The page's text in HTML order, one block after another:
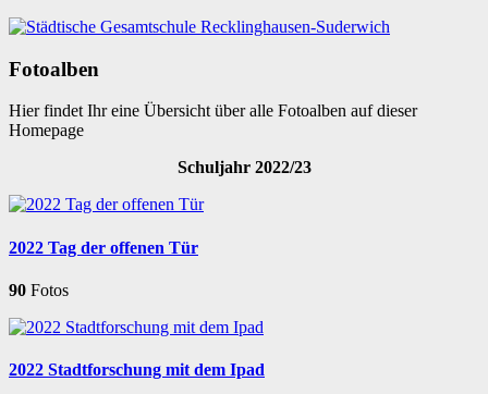
Fotoalben
Hier findet Ihr eine Übersicht über alle Fotoalben auf dieser
Homepage
Schuljahr 2022/23
2022 Tag der offenen Tür
90 Fotos
2022 Stadtforschung mit dem Ipad